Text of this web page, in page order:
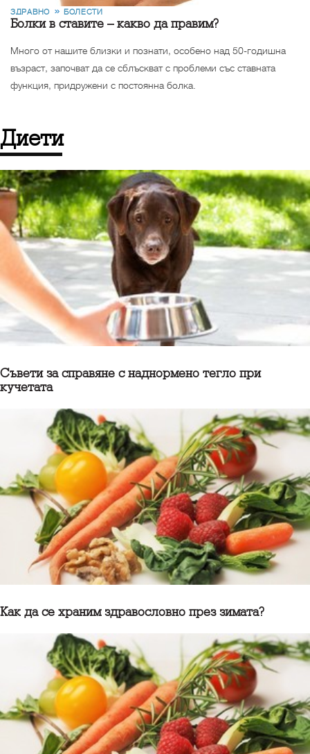
ЗДРАВНО БОЛЕСТИ
Болки в ставите – какво да правим?
Много от нашите близки и познати, особено над 50-годишна
възраст, започват да се сблъскват с проблеми със ставната
функция, придружени с постоянна болка.
диети
Съвети за справяне с наднормено тегло при
кучетата
Как да се храним здравословно през зимата?